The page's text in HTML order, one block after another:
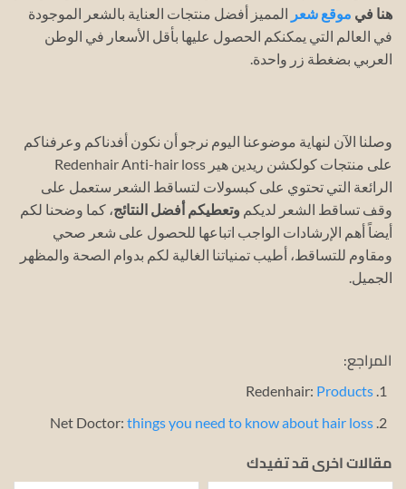
هنا في موقع شعر المميز أفضل منتجات العناية بالشعر الموجودة
في العالم التي يمكنكم الحصول عليها بأقل الأسعار في الوطن
العربي بضغطة زر واحدة.
وصلنا الآن لنهاية موضوعنا اليوم نرجو أن نكون أفدناكم وعرفناكم
على منتجات كولكشن ريدين هير Redenhair Anti-hair loss
الرائعة التي تحتوي على كبسولات لتساقط الشعر ستعمل على
وقف تساقط الشعر لديكم وتعطيكم أفضل النتائج، كما وضحنا لكم
أيضاً أهم الإرشادات الواجب اتباعها للحصول على شعر صحي
ومقاوم للتساقط، أطيب تمنياتنا الغالية لكم بدوام الصحة والمظهر
الجميل.
المراجع:
Redenhair: Products
Net Doctor:things you need to know about hair loss
مقالات اخرى قد تفيدك